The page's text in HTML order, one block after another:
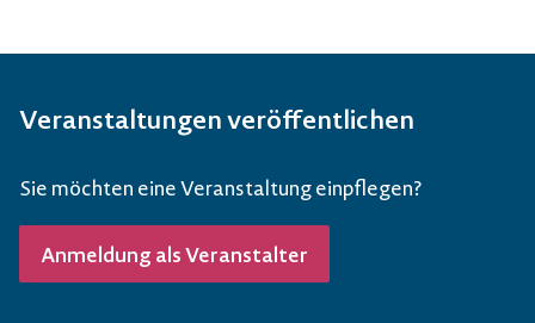
Veranstaltungen veröffentlichen
Sie möchten eine Veranstaltung einpflegen?
Anmeldung als Veranstalter